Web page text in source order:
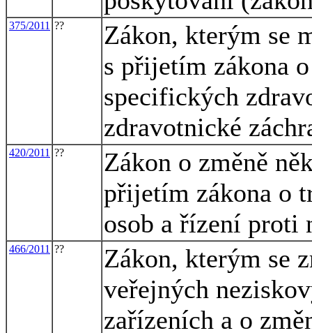
375/2011 ??
Zákon, kterým se
s přijetím zákona
specifických
zdravotnické
420/2011 ??
Zákon o změně
přijetím zákona o
osob a řízení proti
466/2011 ??
Zákon, kterým se
veřejných
zařízeních a o